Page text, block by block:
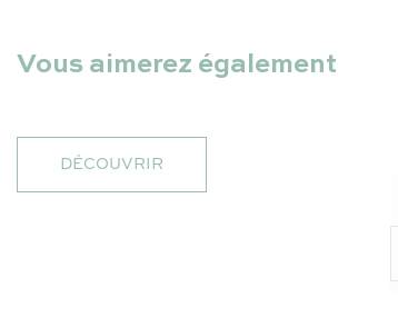
Vous aimerez également
DÉCOUVRIR